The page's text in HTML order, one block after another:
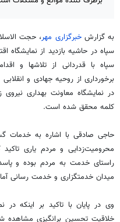
به گزارشخبرگزاری مهر، حجت
سپاه در حاشیه بازدید از نمایشگاه
سپاه با قدردانی از تلاشها و
برخورداری از روحیه جهادی و
در نمایشگاه معاونت بهداری
کلمه محقق شده است.
حاجی صادقی با اشاره به خدمات
محرومیت‌زدایی و مردم یاری تاکید
راستای خدمت به مردم بوده و
میدان خدمتگزاری و خدمت رسانی
وی در پایان با تاکید بر اینکه در
خلاقیت تحسین برانگیزی مشاهده